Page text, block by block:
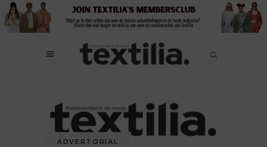
ADVERTORIAL